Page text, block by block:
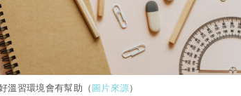
溫習環境會有幫助（ 圖片來源）